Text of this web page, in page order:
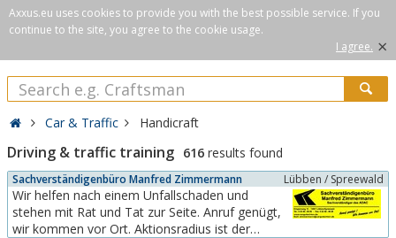
Axxus.eu uses cookies to provide you with the best possible service. If you
continue to the site, you agree to the cookie usage.
I agree. ×
Car & Traffic Handicraft
Driving & traffic training 616 results found
Sachverständigenbüro Manfred Zimmermann Lübben / Spreewald
Wir helfen nach einem Unfallschaden und
stehen mit Rat und Tat zur Seite. Anruf genügt,
wir kommen vor Ort. Aktionsradius ist der